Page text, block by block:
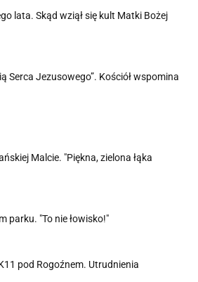
lata. Skąd wziął się kult Matki Bożej
Serca Jezusowego”. Kościół wspomina
Malcie. "Piękna, zielona łąka
parku. "To nie łowisko!"
pod Rogoźnem. Utrudnienia